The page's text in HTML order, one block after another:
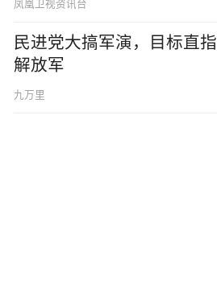
凤凰卫视资讯台
民进党大搞军演，目标直指
解放军
九万里